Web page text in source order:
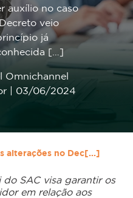
auxílio no caso
veio
já
[…]
Omnichannel
| 03/06/2024
alterações no Dec[...]
SAC visa garantir os
em relação aos